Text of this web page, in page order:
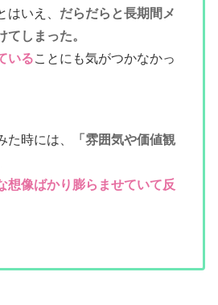
はいえ、 だらだらと長期間メ
てしまった。
いることにも気がつかなかっ
た時には、
「雰囲気や価値観
想像ばかり膨らませていて反